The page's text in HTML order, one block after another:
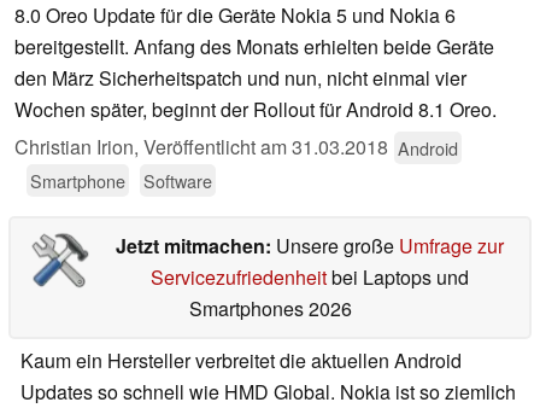
8.0 Oreo Update für die Geräte Nokia 5 und Nokia 6
bereitgestellt. Anfang des Monats erhielten beide Geräte
den März Sicherheitspatch und nun, nicht einmal vier
Wochen später, beginnt der Rollout für Android 8.1 Oreo.
Christian Irion, Veröffentlicht am31.03.2018 Android
Smartphone
Software
Jetzt mitmachen: Unsere große Umfrage zur
Servicezufriedenheitbei Laptops und
Smartphones 2026
Kaum ein Hersteller verbreitet die aktuellen Android
Updates so schnell wie HMD Global. Nokia ist so ziemlich